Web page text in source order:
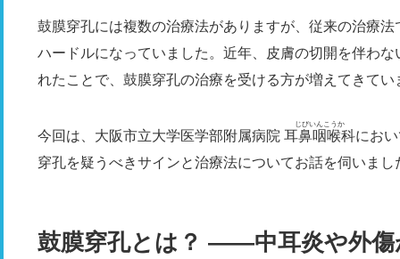
鼓膜穿孔には複数の治療法がありますが、従来の治療
ハードルになっていました。近年、皮膚の切開を伴わ
れたことで、鼓膜穿孔の治療を受ける方が増えてきてい
今回は、大阪市立大学医学部附属病院 耳鼻咽喉科
じびいんこうか
にお
穿孔を疑うべきサインと治療法についてお話を伺いまし
鼓膜穿孔とは？ ――中耳炎や外傷